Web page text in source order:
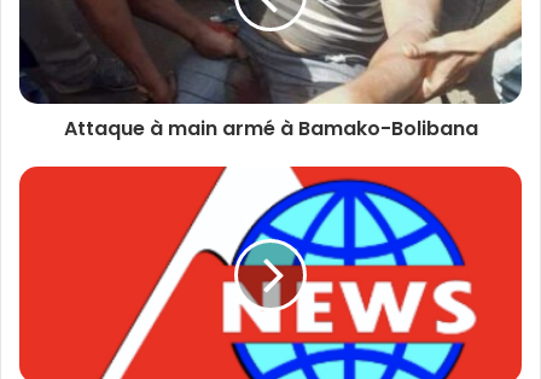
Attaque à main armé à Bamako-Bolibana